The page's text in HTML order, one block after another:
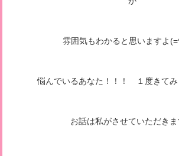
雰囲気もわかると思いますよ
悩んでいるあなた！！！ １度きてみ
お話は私がさせていただきま